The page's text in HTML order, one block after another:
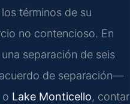
términos de su
no contencioso. En
separación de seis
de separación—
o Lake Monticello, contar